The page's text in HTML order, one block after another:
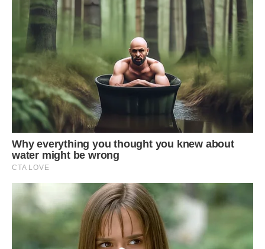
Найбільше мені шкода маму. Вона ні в чому не винна. Вона
просто допомогла сину, як зробила б кожна мати. Але
тепер вона змушена страждати через незрілість старшого
сина. Це найважча частина моєї історії.
Чи варто було пробачати йому цю зухвалість? Я не знаю,
чи це прощення щось змінить. Він не просить пробачення,
він вимагає виправдань. А я не маю за що
виправдовуватися, бо я не робив нічого поганого.